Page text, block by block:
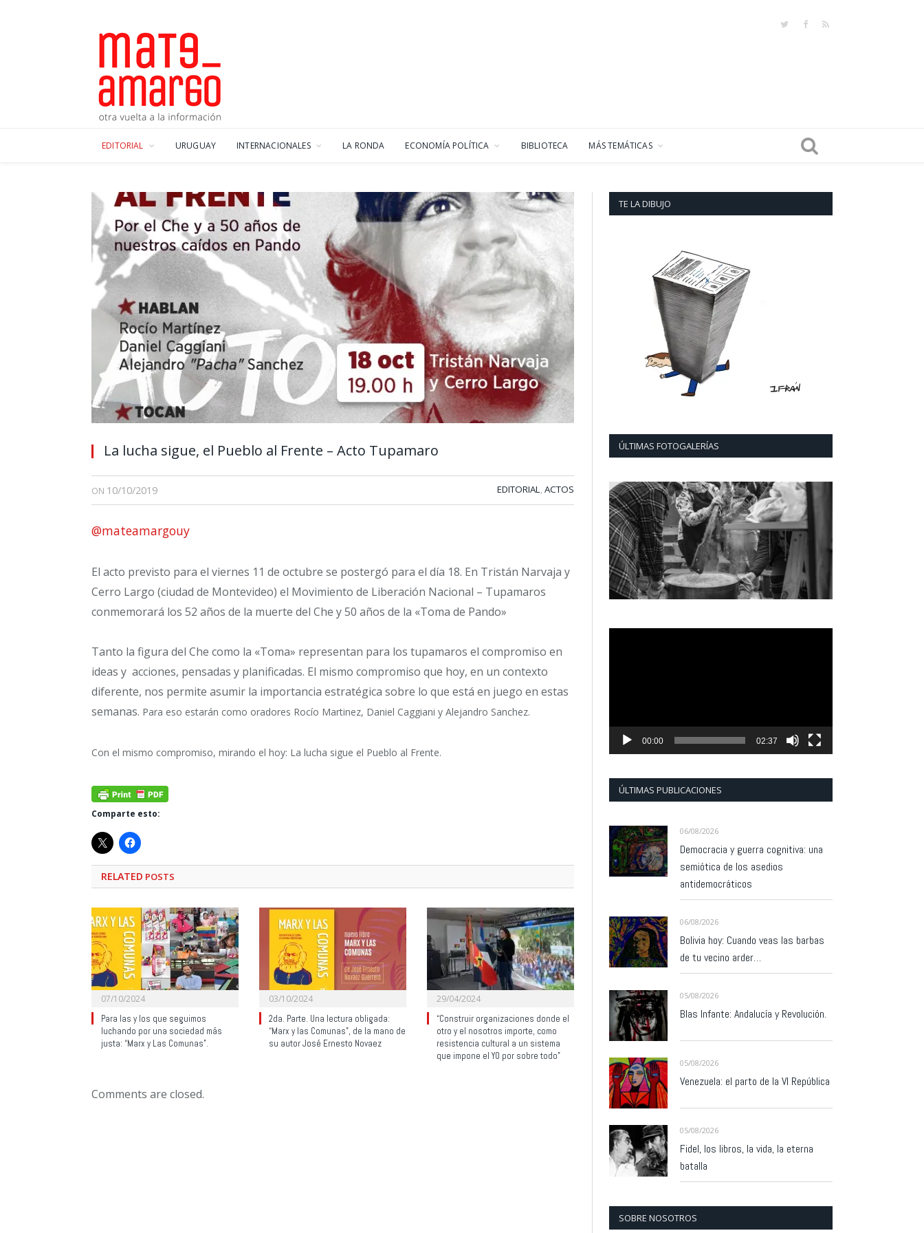
TwitterFacebook
RSS
EDITORIAL URUGUAY INTERNACIONALES LA RONDA ECONOMÍA POLÍTICA BIBLIOTECA MÁS TEMÁTICAS
La lucha sigue, el Pueblo al Frente – Acto Tupamaro
ON 10/10/2019 EDITORIAL, ACTOS
@mateamargouy
El acto previsto para el viernes 11 de octubre se postergó para el día 18. En Tristán Narvaja y
Cerro Largo (ciudad de Montevideo) el Movimiento de Liberación Nacional – Tupamaros
conmemorará los 52 años de la muerte del Che y 50 años de la «Toma de Pando»
Tanto la figura del Che como la «Toma» representan para los tupamaros el compromiso en
ideas y acciones, pensadas y planificadas. El mismo compromiso que hoy, en un contexto
diferente, nos permite asumir la importancia estratégica sobre lo que está en juego en estas
semanas. Para eso estarán como oradores Rocío Martinez, Daniel Caggiani y Alejandro Sanchez.
Con el mismo compromiso, mirando el hoy: La lucha sigue el Pueblo al Frente.
Comparte esto:
RELATED POSTS
07/10/2024
Para las y los que seguimos
luchando por una sociedad más
justa: “Marx y Las Comunas”.
03/10/2024
2da. Parte. Una lectura obligada:
“Marx y las Comunas”, de la mano de
su autor José Ernesto Novaez
29/04/2024
“Construir organizaciones donde el
otro y el nosotros importe, como
resistencia cultural a un sistema
que impone el YO por sobre todo”
Comments are closed.
TE LA DIBUJO
ÚLTIMAS FOTOGALERÍAS
00:00 02:37
ÚLTIMAS PUBLICACIONES
06/08/2026
Democracia y guerra cognitiva: una
semiótica de los asedios
antidemocráticos
06/08/2026
Bolivia hoy: Cuando veas las barbas
de tu vecino arder…
05/08/2026
Blas Infante: Andalucía y Revolución.
05/08/2026
Venezuela: el parto de la VI República
05/08/2026
Fidel, los libros, la vida, la eterna
batalla
SOBRE NOSOTROS